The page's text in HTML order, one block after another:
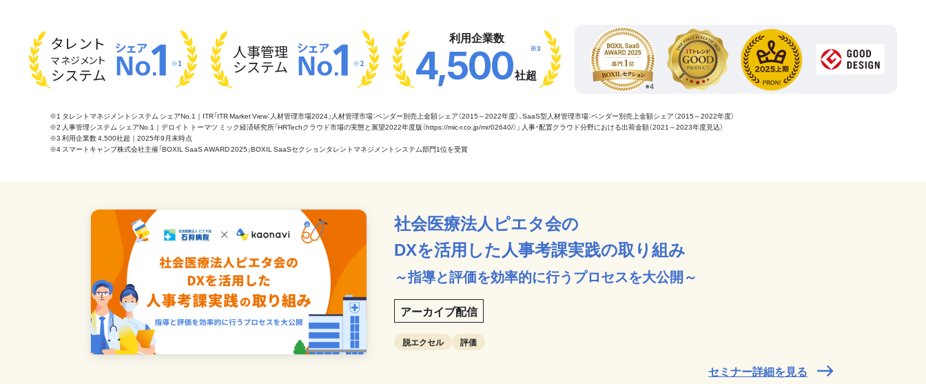
タレント
マネジメント
システム
※1
人事管理
システム ※2
利用企業数
4,500社超
※3
※1 タレントマネジメントシステム シェアNo.1｜ITR「ITR Market View：人材管理市場2024」人材管理市場：ベンダー別売上金額シェア（2015～2022年度）、SaaS型人材管理市場：ベンダー別売上金額シェア（2015～2022年度）
※2 人事管理システム シェアNo.1｜デロイト トーマツ ミック経済研究所「HRTechクラウド市場の実態と展望2022年度版（https://mic-r.co.jp/mr/02640/）」 人事・配置クラウド分野における出荷金額（2021～2023年度見込）
※3 利用企業数 4,500社超｜2025年9月末時点
※4 スマートキャンプ株式会社主催「BOXIL SaaS AWARD 2025」BOXIL SaaSセクションタレントマネジメントシステム部門1位を受賞
社会医療法人ピエタ会の
DXを活用した人事考課実践の取り組み
～指導と評価を効率的に行うプロセスを大公開～
アーカイブ配信
脱エクセル 評価